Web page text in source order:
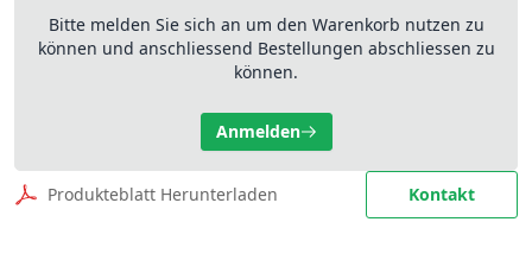
Bitte melden Sie sich an um den Warenkorb nutzen zu
können und anschliessend Bestellungen abschliessen zu
können.
Anmelden
Produkteblatt Herunterladen Kontakt